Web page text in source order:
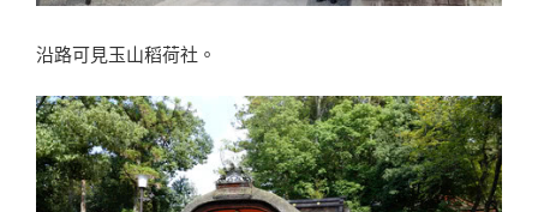
沿路可見玉山稻荷社。